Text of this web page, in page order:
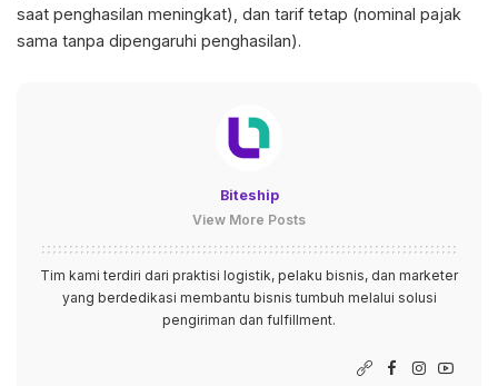
saat penghasilan meningkat), dan tarif tetap (nominal pajak
sama tanpa dipengaruhi penghasilan).
Biteship
View More Posts
Tim kami terdiri dari praktisi logistik, pelaku bisnis, dan marketer
yang berdedikasi membantu bisnis tumbuh melalui solusi
pengiriman dan fulfillment.